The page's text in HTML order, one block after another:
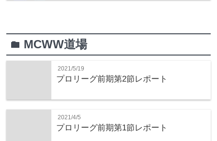
folder MCWW道場
2021/5/19
プロリーグ前期第2節レポート
2021/4/5
プロリーグ前期第1節レポート